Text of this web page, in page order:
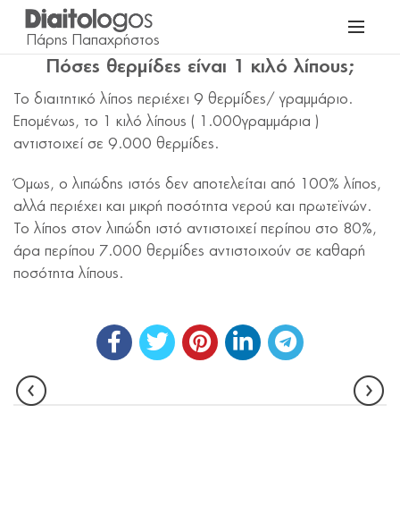
Πόσες θερμίδες είναι 1 κιλό λίπους;
Το διαιτητικό λίπος περιέχει 9 θερμίδες/ γραμμάριο.
Επομένως, το 1 κιλό λίπους ( 1.000γραμμάρια )
αντιστοιχεί σε 9.000 θερμίδες.
Όμως, ο λιπώδης ιστός δεν αποτελείται από 100% λίπος,
αλλά περιέχει και μικρή ποσότητα νερού και πρωτεϊνών.
Το λίπος στον λιπώδη ιστό αντιστοιχεί περίπου στο 80%,
άρα περίπου 7.000 θερμίδες αντιστοιχούν σε καθαρή
ποσότητα λίπους.